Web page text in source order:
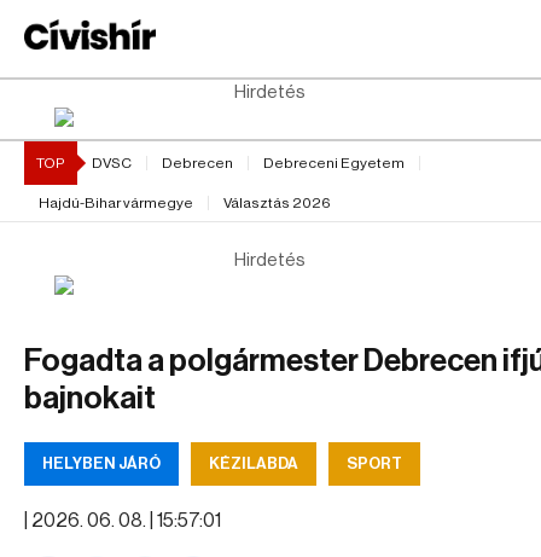
Hirdetés
TOP DVSC Debrecen Debreceni Egyetem
Hajdú-Bihar vármegye Választás 2026
Hirdetés
Fogadta a polgármester Debrecen
bajnokait
HELYBEN JÁRÓ KÉZILABDA SPORT
2026. 06. 08. | 15:57:01